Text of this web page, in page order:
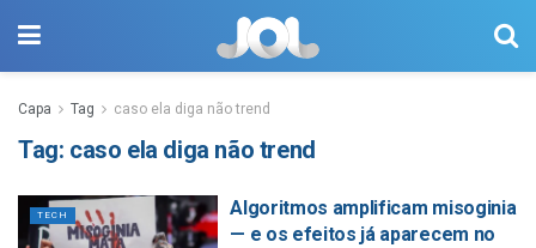
Capa Tag caso ela diga não trend
Tag: caso ela diga não trend
TECH
Algoritmos amplificam misoginia
— e os efeitos já aparecem no